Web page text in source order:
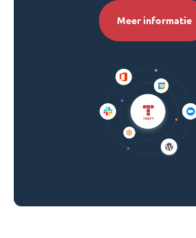
Meer informatie